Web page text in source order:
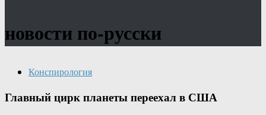
новости по-русски
Конспирология
Главный цирк планеты переехал в США